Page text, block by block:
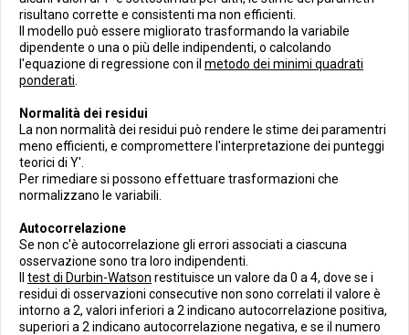
risultano corrette e consistenti ma non efficienti.
Il modello può essere migliorato trasformando la variabile
dipendente o una o più delle indipendenti, o calcolando
l'equazione di regressione con il metodo dei minimi quadrati
ponderati
Normalità dei residui
La non normalità dei residui può rendere le stime dei paramentri
meno efficienti, e compromettere l'interpretazione dei punteggi
teorici di Y'.
Per rimediare si possono effettuare trasformazioni che
normalizzano le variabili.
Autocorrelazione
Se non c'è autocorrelazione gli errori associati a ciascuna
osservazione sono tra loro indipendenti.
test di Durbin-Watson restituisce un valore da 0 a 4, dove se i
residui di osservazioni consecutive non sono correlati il valore è
intorno a 2, valori inferiori a 2 indicano autocorrelazione positiva,
superiori a 2 indicano autocorrelazione negativa, e se il numero